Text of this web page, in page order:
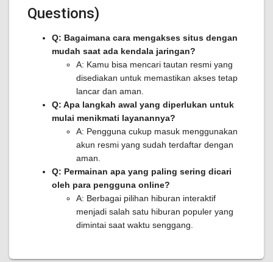
Questions)
Q: Bagaimana cara mengakses situs dengan
mudah saat ada kendala jaringan?
A: Kamu bisa mencari tautan resmi yang
disediakan untuk memastikan akses tetap
lancar dan aman.
Q: Apa langkah awal yang diperlukan untuk
mulai menikmati layanannya?
A: Pengguna cukup masuk menggunakan
akun resmi yang sudah terdaftar dengan
aman.
Q: Permainan apa yang paling sering dicari
oleh para pengguna online?
A: Berbagai pilihan hiburan interaktif
menjadi salah satu hiburan populer yang
dimintai saat waktu senggang.